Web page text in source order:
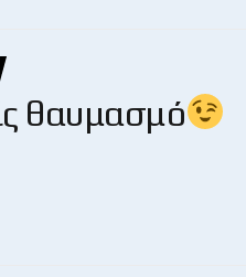
θαυμασμό